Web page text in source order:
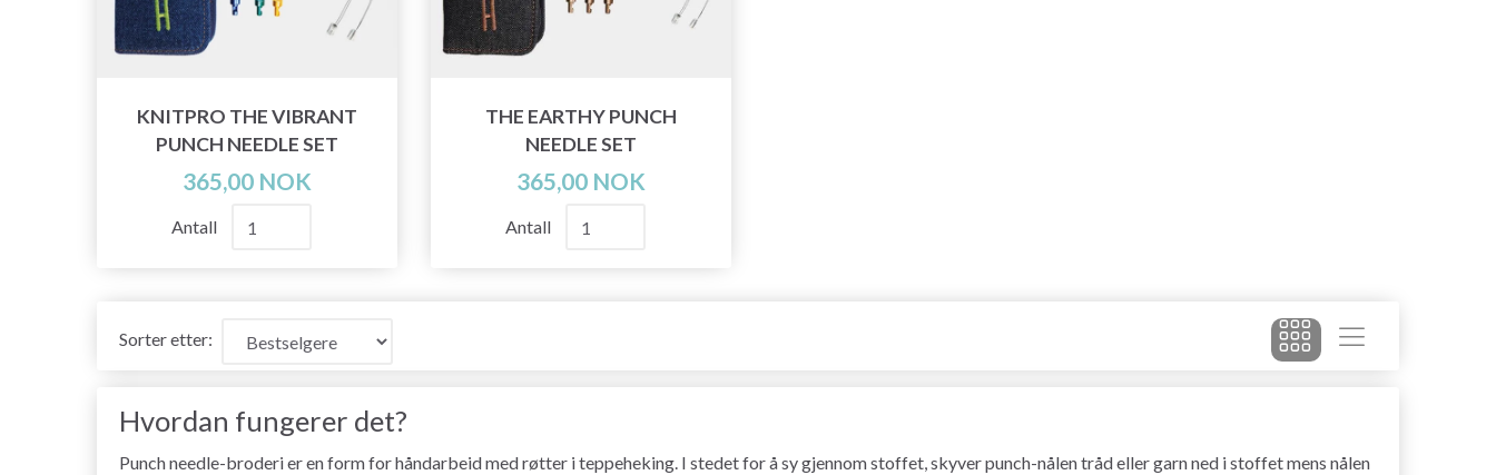
KNITPRO THE VIBRANT
PUNCH NEEDLE SET
365,00 NOK
Antall
THE EARTHY PUNCH
NEEDLE SET
365,00 NOK
Antall
Sorter etter:
Hvordan fungerer det?
Punch needle-broderi er en form for håndarbeid med røtter i teppeheking. I stedet for å sy gjennom stoffet, skyver punch-nålen tråd eller garn ned i stoffet mens nålen